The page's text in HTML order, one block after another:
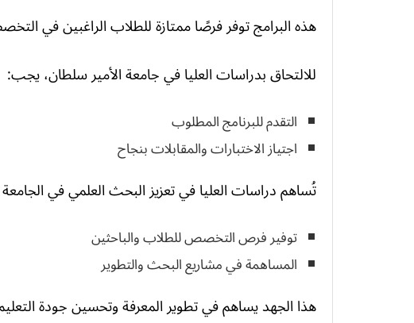
هذه البرامج توفر فرصًا ممتازة للطلاب الراغبين في
للالتحاق بدراسات العليا في جامعة الأمير سلطان، يجب:
التقدم للبرنامج المطلوب
اجتياز الاختبارات والمقابلات بنجاح
تُساهم دراسات العليا في تعزيز البحث العلمي في
توفير فرص التخصص للطلاب والباحثين
المساهمة في مشاريع البحث والتطوير
هذا الجهد يساهم في تطوير المعرفة وتحسين جودة